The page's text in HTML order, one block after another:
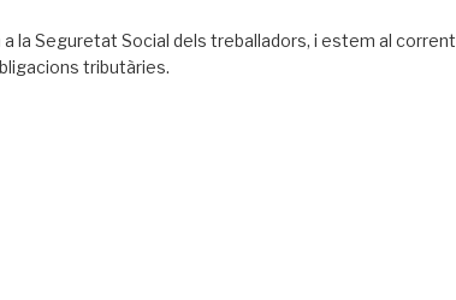
a la Seguretat Social dels treballadors, i estem al corrent
tributàries.